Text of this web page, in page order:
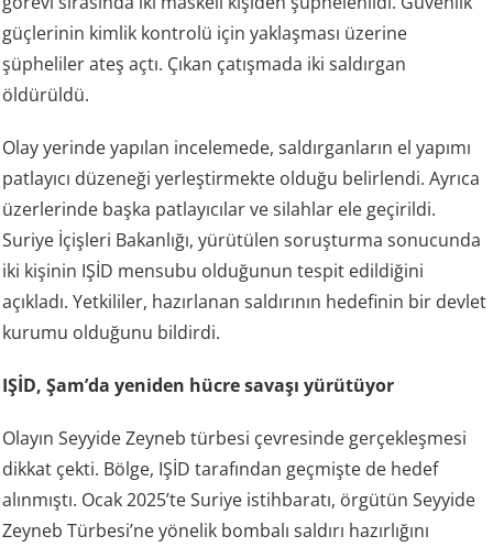
güçlerinin kimlik kontrolü için yaklaşması üzerine
şüpheliler ateş açtı. Çıkan çatışmada iki saldırgan
öldürüldü.
Olay yerinde yapılan incelemede, saldırganların el yapımı
patlayıcı düzeneği yerleştirmekte olduğu belirlendi. Ayrıca
üzerlerinde başka patlayıcılar ve silahlar ele geçirildi.
Suriye İçişleri Bakanlığı, yürütülen soruşturma sonucunda
iki kişinin IŞİD mensubu olduğunun tespit edildiğini
açıkladı. Yetkililer, hazırlanan saldırının hedefinin bir devlet
kurumu olduğunu bildirdi.
IŞİD, Şam’da yeniden hücre savaşı yürütüyor
Olayın Seyyide Zeyneb türbesi çevresinde gerçekleşmesi
dikkat çekti. Bölge, IŞİD tarafından geçmişte de hedef
alınmıştı. Ocak 2025’te Suriye istihbaratı, örgütün Seyyide
Zeyneb Türbesi’ne yönelik bombalı saldırı hazırlığını